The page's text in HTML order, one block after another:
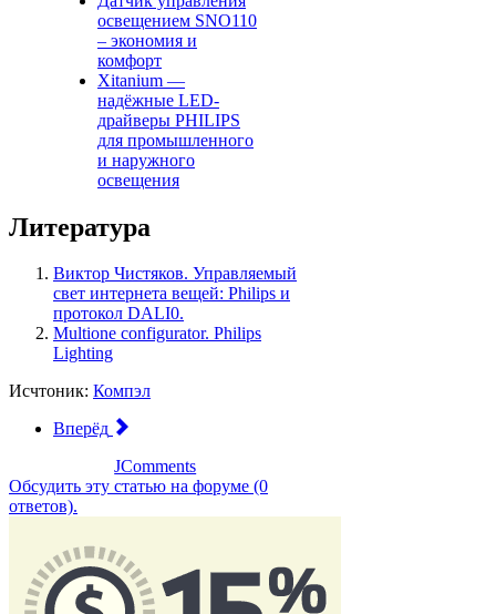
освещением SNO110
– экономия и
комфорт
Xitanium —
надёжные LED-
драйверы PHILIPS
для промышленного
и наружного
освещения
Литература
Виктор Чистяков. Управляемый
свет интернета вещей: Philips и
протокол DALI0.
Multione configurator. Philips
Lighting
Исчтоник: Компэл
Вперёд
JComments
Обсудить эту статью на форуме (0
ответов).